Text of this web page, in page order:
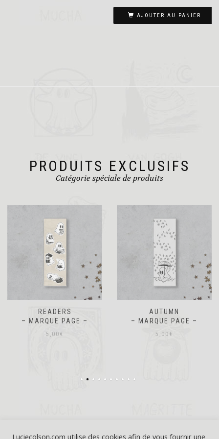
AJOUTER AU PANIER
PRODUITS EXCLUSIFS
Catégorie spéciale de produits
READERS
– MARQUE PAGE –
5,00 €
AUTUMN
– MARQUE PAGE –
5,00 €
Luciecolson.com utilise des cookies afin de vous fournir une